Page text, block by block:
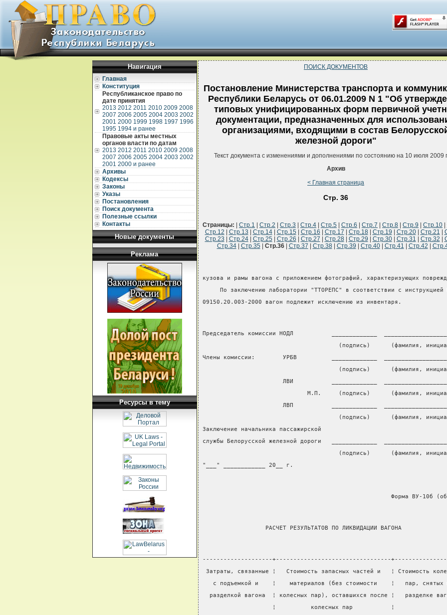
Навигация
Главная
Конституция
Республиканское право по
дате принятия
2013 2012 2011 2010 2009 2008
2007 2006 2005 2004 2003 2002
2001 2000 1999 1998 1997 1996
1995 1994 и ранее
Правовые акты местных
органов власти по датам
2013 2012 2011 2010 2009 2008
2007 2006 2005 2004 2003 2002
2001 2000 и ранее
Архивы
Кодексы
Законы
Указы
Постановления
Поиск документа
Полезные ссылки
Контакты
Новые документы
Реклама
Ресурсы в тему
ПОИСК ДОКУМЕНТОВ
Постановление Министерства транспорта и
Республики Беларусь от 06.01.2009 N 1 "Об
типовых унифицированных форм первичной
документации, предназначенных для
организациями, входящими в состав
железной дороги"
Текст документа с изменениями и дополнениями по состоянию на 10 июля 2009
Архив
< Главная страница
Стр. 36
Страницы: Стр.1 Стр.2 Стр.3 Стр.4 Стр.5 Стр.6 Стр.7 Стр.8 Стр.9 Стр.10
Стр.12
Стр.13 Стр.14| Стр.15| Стр.16 Стр.17 Стр.18| Стр.19 Стр.20| Стр.21
Стр.23
Стр.24| Стр.25| Стр.26 Стр.27 Стр.28| Стр.29 Стр.30| Стр.31 Стр.32
Стр.34| Стр.35| Стр.36| Стр.37 Стр.38| Стр.39 Стр.40| Стр.41 Стр.42
кузова и рамы вагона с приложением фотографий, характеризующих
По заключению лаборатории "ТТОРЕПС" в соответствии с инструкцией
09150.20.003-2000 вагон подлежит исключению из инвентаря.
Председатель комиссии НОДЛ           _____________
(подпись)      (фамилия,
Члены комиссии:        УРБВ          _____________
(подпись)      (фамилия,
ЛВИ           _____________
М.П.     (подпись)      (фамилия,
ЛВП           _____________
(подпись)      (фамилия,
Заключение начальника пассажирской
службы Белорусской железной дороги   _____________
(подпись)      (фамилия,
"___" ____________ 20__ г.
Форма ВУ-10б
                  РАСЧЕТ РЕЗУЛЬТАТОВ ПО ЛИКВИДАЦИИ ВАГОНА
--------------------+---------------------------------
Затраты, связанные ¦   Стоимость запасных частей и   ¦ Стоимость
с подъемкой и    ¦    материалов (без стоимости    ¦   пар, снятых
разделкой вагона  ¦ колесных пар), оставшихся после ¦   разделке
                    ¦          колесных пар           ¦